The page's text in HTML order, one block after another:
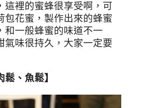
這裡的蜜蜂很享受啊，可
包花蜜，製作出來的蜂蜜
和一般蜂蜜的味道不一
氣味很持久，大家一定要
鬆、魚鬆】